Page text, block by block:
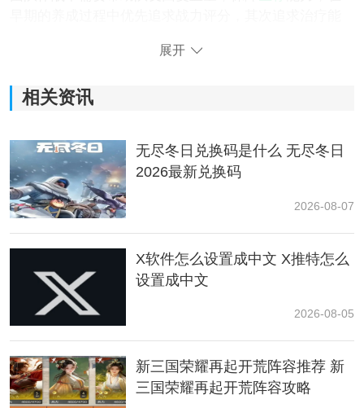
过，灵医同样拥有专攻输出能力的技能方案，个人作战
治疗能力就对了!
一、灵医职业的定位+选择推荐
灵医是远程魔法治疗职业，也是俗称的奶妈，主要职责
是提供持续的血量，让友方血量保持在一个相对健康的
环境下，保证盾卫能够持续扛伤，输出职业可以持续输
出。
正因为灵医的特点是给团队提供续航和支援，因此在输
出能力上会相对较弱，但在团队中，是一名非常重要的
角色，特别在团队副本上，是缺一不可，如果你是一位
愿意辅助队友、提供治疗，那么这个职业是一个不错的
选择哦~
展开
相关资讯
无尽冬日兑换码是什么 无尽冬日
2026最新兑换码
2026-08-07
X软件怎么设置成中文 X推特怎么
设置成中文
2026-08-05
新三国荣耀再起开荒阵容推荐 新
三国荣耀再起开荒阵容攻略